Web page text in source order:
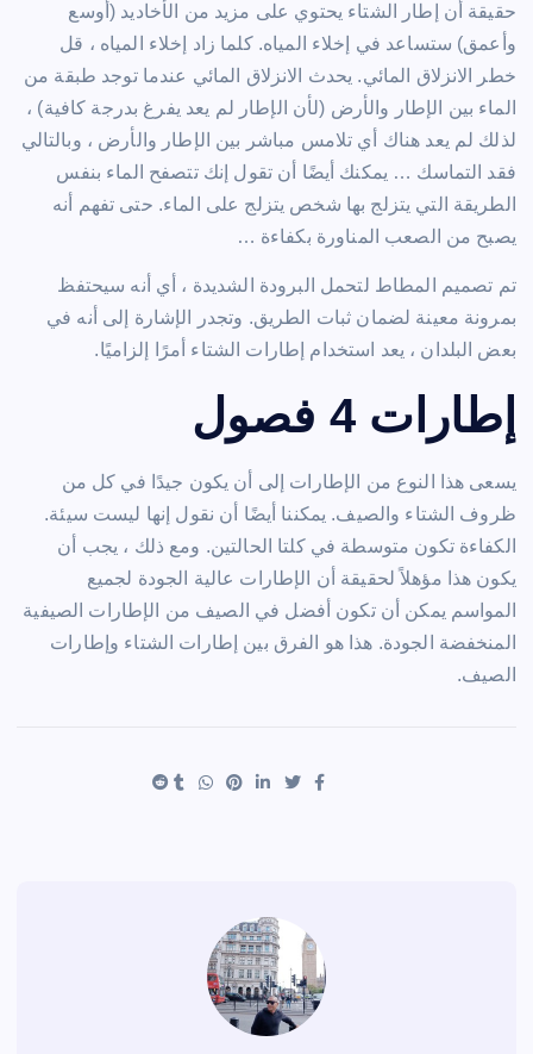
حقيقة أن إطار الشتاء يحتوي على مزيد من الأخاديد (أوسع
وأعمق) ستساعد في إخلاء المياه. كلما زاد إخلاء المياه ، قل
خطر الانزلاق المائي. يحدث الانزلاق المائي عندما توجد طبقة من
الماء بين الإطار والأرض (لأن الإطار لم يعد يفرغ بدرجة كافية) ،
لذلك لم يعد هناك أي تلامس مباشر بين الإطار والأرض ، وبالتالي
فقد التماسك … يمكنك أيضًا أن تقول إنك تتصفح الماء بنفس
الطريقة التي يتزلج بها شخص يتزلج على الماء. حتى تفهم أنه
يصبح من الصعب المناورة بكفاءة …
تم تصميم المطاط لتحمل البرودة الشديدة ، أي أنه سيحتفظ
بمرونة معينة لضمان ثبات الطريق. وتجدر الإشارة إلى أنه في
بعض البلدان ، يعد استخدام إطارات الشتاء أمرًا إلزاميًا.
إطارات 4 فصول
يسعى هذا النوع من الإطارات إلى أن يكون جيدًا في كل من
ظروف الشتاء والصيف. يمكننا أيضًا أن نقول إنها ليست سيئة.
الكفاءة تكون متوسطة في كلتا الحالتين. ومع ذلك ، يجب أن
يكون هذا مؤهلاً لحقيقة أن الإطارات عالية الجودة لجميع
المواسم يمكن أن تكون أفضل في الصيف من الإطارات الصيفية
المنخفضة الجودة. هذا هو الفرق بين إطارات الشتاء وإطارات
الصيف.